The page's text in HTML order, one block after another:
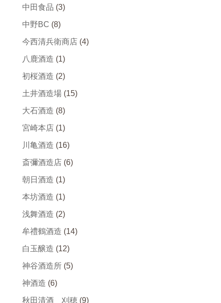
中田食品 (3)
中野BC (8)
今西清兵衛商店 (4)
八鹿酒造 (1)
初桜酒造 (2)
土井酒造場 (15)
大石酒造 (8)
宮崎本店 (1)
川亀酒造 (16)
斎彌酒造店 (6)
朝日酒造 (1)
本坊酒造 (1)
浅舞酒造 (2)
牟禮鶴酒造 (14)
白玉醸造 (12)
神谷酒造所 (5)
神酒造 (6)
秋田清酒 刈穂 (9)